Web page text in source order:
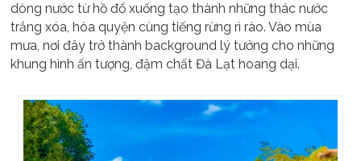
dòng nước từ hồ đổ xuống tạo thành những thác nước
trắng xóa, hòa quyện cùng tiếng rừng rì rào. Vào mùa
mưa, nơi đây trở thành background lý tưởng cho những
khung hình ấn tượng, đậm chất Đà Lạt hoang dại.